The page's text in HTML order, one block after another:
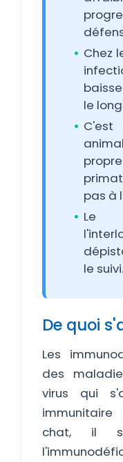
Chez
le
pas à
Le
le suivi.
De quoi
Les
des
virus qui
chat, il